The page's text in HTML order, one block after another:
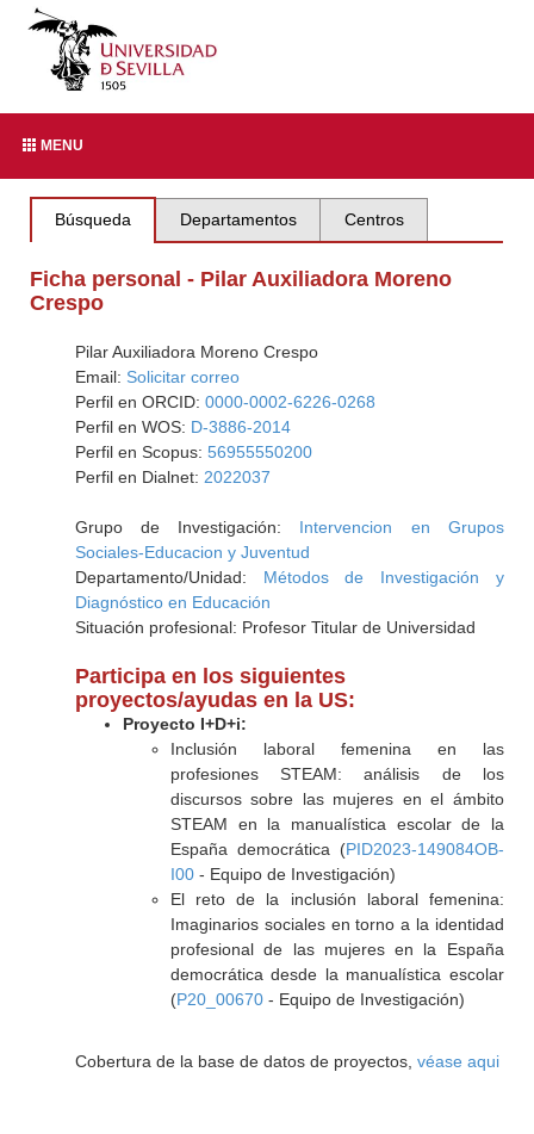
MENU
Búsqueda Departamentos Centros
Ficha personal - Pilar Auxiliadora Moreno
Crespo
Pilar Auxiliadora Moreno Crespo
Email: Solicitar correo
Perfil en ORCID: 0000-0002-6226-0268
Perfil en WOS: D-3886-2014
Perfil en Scopus: 56955550200
Perfil en Dialnet: 2022037
Grupo de Investigación: Intervencion en Grupos
Sociales-Educacion y Juventud
Departamento/Unidad: Métodos de Investigación y
Diagnóstico en Educación
Situación profesional: Profesor Titular de Universidad
Participa en los siguientes
proyectos/ayudas en la US:
Proyecto I+D+i:
Inclusión laboral femenina en las
profesiones STEAM: análisis de los
discursos sobre las mujeres en el ámbito
STEAM en la manualística escolar de la
España democrática (PID2023-149084OB-
I00- Equipo de Investigación)
El reto de la inclusión laboral femenina:
Imaginarios sociales en torno a la identidad
profesional de las mujeres en la España
democrática desde la manualística escolar
(P20_00670- Equipo de Investigación)
Cobertura de la base de datos de proyectos, véase aqui